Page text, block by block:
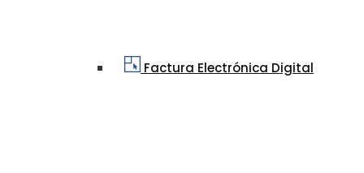
Factura Electrónica Digital